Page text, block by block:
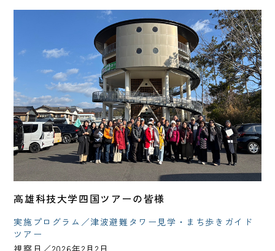
高雄科技大学四国ツアーの皆様
実施プログラム／津波避難タワー見学・まち歩きガイド
ツアー
視察日／2026年2月2日